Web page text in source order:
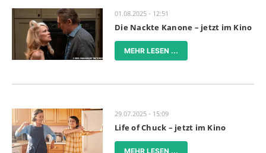
01.08.2025 - 12:51
Die Nackte Kanone – jetzt im Kino
MEHR LESEN ...
29.07.2025 - 15:09
Life of Chuck – jetzt im Kino
MEHR LESEN ...